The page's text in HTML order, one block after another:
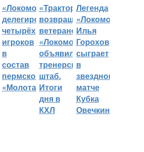
«Локомотив»
делегировал
четырёх
игроков
в
состав
пермского
«Молота»
«Трактор»
возвращает
ветеранов,
«Локомотив»
объявил
тренерский
штаб.
Итоги
дня в
КХЛ
Легенда
«Локомотива»
Илья
Горохов
сыграет
в
звездном
матче
Кубка
Овечкина